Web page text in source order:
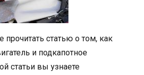
статью о том, как
и подкапотное
статьи вы узнаете